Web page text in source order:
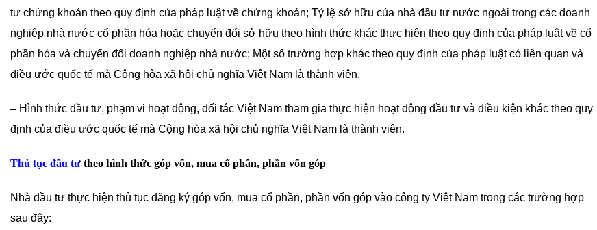
tư chứng khoán theo quy định của pháp luật về chứng khoán; Tỷ lệ sở hữu của nhà đầu tư nước ngoài trong các doanh
nghiệp nhà nước cổ phần hóa hoặc chuyển đổi sở hữu theo hình thức khác thực hiện theo quy định của pháp luật về cổ
phần hóa và chuyển đổi doanh nghiệp nhà nước; Một số trường hợp khác theo quy định của pháp luật có liên quan và
điều ước quốc tế mà Cộng hòa xã hội chủ nghĩa Việt Nam là thành viên.
– Hình thức đầu tư, phạm vi hoạt động, đối tác Việt Nam tham gia thực hiện hoạt động đầu tư và điều kiện khác theo quy
định của điều ước quốc tế mà Cộng hòa xã hội chủ nghĩa Việt Nam là thành viên.
Thủ tục đầu tư theo hình thức góp vốn, mua cổ phần, phần vốn góp
Nhà đầu tư thực hiện thủ tục đăng ký góp vốn, mua cổ phần, phần vốn góp vào công ty Việt Nam trong các trường hợp
sau đây: